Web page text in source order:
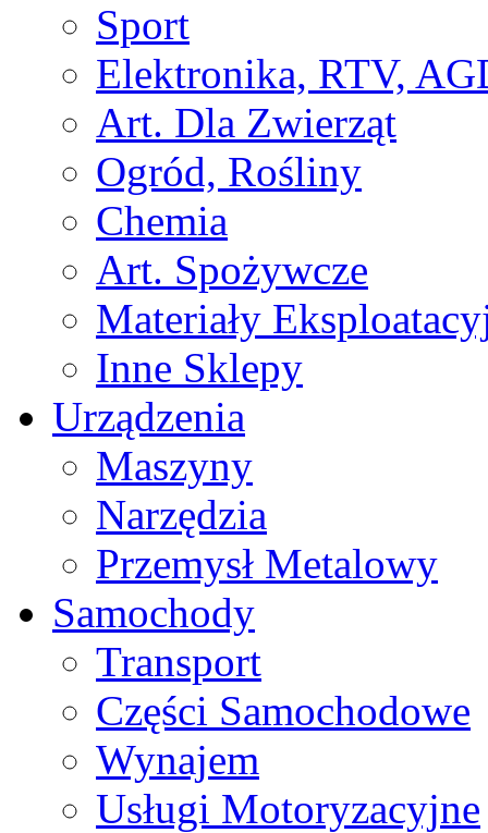
Sport
Elektronika, RTV,
Art. Dla Zwierząt
Ogród, Rośliny
Chemia
Art. Spożywcze
Materiały
Inne Sklepy
Urządzenia
Maszyny
Narzędzia
Przemysł Metalowy
Samochody
Transport
Części Samochodowe
Wynajem
Usługi Motoryzacyjne